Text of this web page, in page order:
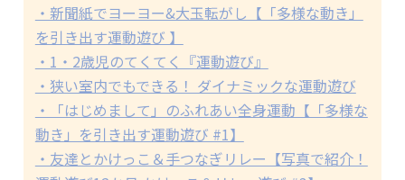
・新聞紙でヨーヨー&大玉転がし【「多様な動き」
を引き出す運動遊び 】
・1・2歳児のてくてく『運動遊び』
・狭い室内でもできる！ ダイナミックな運動遊び
・「はじめまして」のふれあい全身運動【「多様な
動き」を引き出す運動遊び #1】
・友達とかけっこ＆手つなぎリレー【写真で紹介！